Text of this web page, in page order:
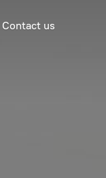
Contact us